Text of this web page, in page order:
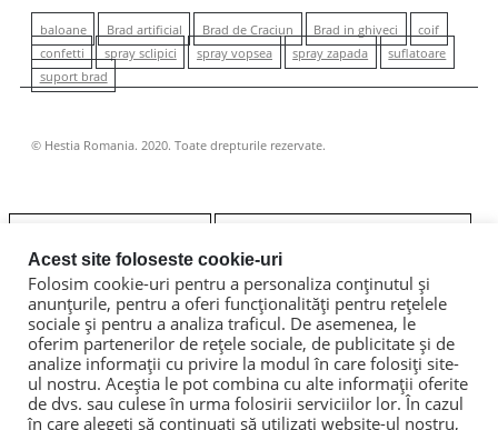
baloane Brad artificial Brad de Craciun Brad in ghiveci
coif
confetti
spray sclipici spray vopsea spray zapada
suflatoare
suport brad
© Hestia Romania. 2020. Toate drepturile rezervate.
Prima pagină
Brazi artificiali
Suporturi de brazi
Acest site foloseste cookie-uri
Folosim cookie-uri pentru a personaliza conținutul și
anunțurile, pentru a oferi funcționalități pentru rețelele
sociale și pentru a analiza traficul. De asemenea, le
oferim partenerilor de rețele sociale, de publicitate și de
analize informații cu privire la modul în care folosiți site-
ul nostru. Aceștia le pot combina cu alte informații oferite
de dvs. sau culese în urma folosirii serviciilor lor. În cazul
în care alegeți să continuați să utilizați website-ul nostru,